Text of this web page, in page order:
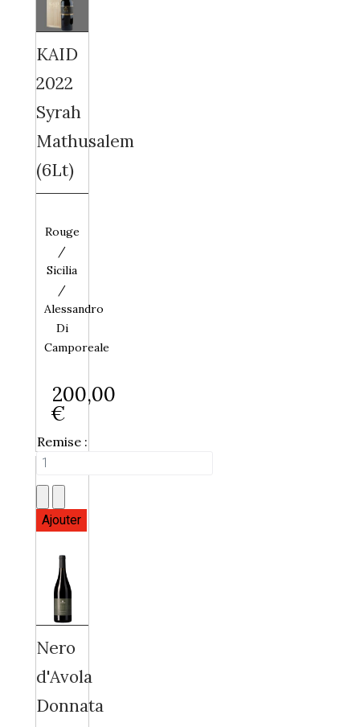
KAID
2022
Syrah
Mathusalem
(6Lt)
Rouge
/
Sicilia
/
Alessandro
Di
Camporeale
200,00
€
Remise :
Nero
d'Avola
Donnata